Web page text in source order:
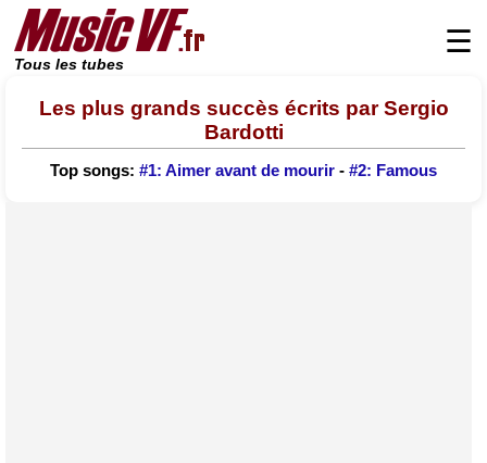
Tous les tubes
☰
Les plus grands succès écrits par Sergio
Bardotti
Top songs: #1: Aimer avant de mourir - #2: Famous